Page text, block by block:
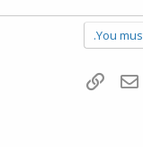
You
דואר אלקטרוני